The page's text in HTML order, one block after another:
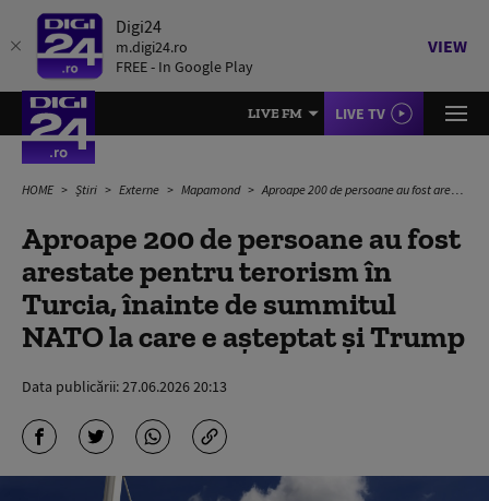
Digi24
m.digi24.ro
FREE - In Google Play
VIEW
LIVE FM LIVE TV
HOME Știri Externe Mapamond Aproape 200 de persoane au fost arestate pentru terorism în Turcia, înainte de summitul NATO la care e așteptat și Trump
Aproape 200 de persoane au fost
arestate pentru terorism în
Turcia, înainte de summitul
NATO la care e așteptat și Trump
Data publicării:27.06.2026 20:13